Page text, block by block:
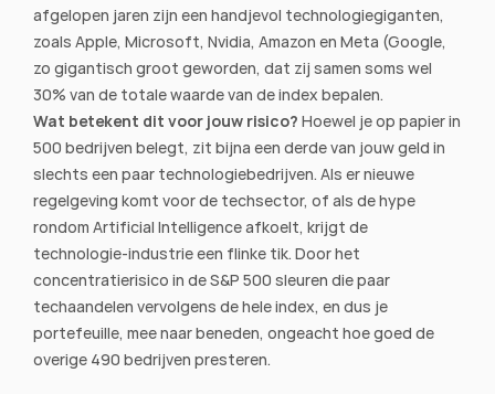
afgelopen jaren zijn een handjevol technologiegiganten,
zoals Apple, Microsoft, Nvidia, Amazon en Meta (Google,
zo gigantisch groot geworden, dat zij samen soms wel
30% van de totale waarde van de index bepalen.
Wat betekent dit voor jouw risico? Hoewel je op papier in
500 bedrijven belegt, zit bijna een derde van jouw geld in
slechts een paar technologiebedrijven. Als er nieuwe
regelgeving komt voor de techsector, of als de hype
rondom Artificial Intelligence afkoelt, krijgt de
technologie-industrie een flinke tik. Door het
concentratierisico in de S&P 500 sleuren die paar
techaandelen vervolgens de hele index, en dus je
portefeuille, mee naar beneden, ongeacht hoe goed de
overige 490 bedrijven presteren.